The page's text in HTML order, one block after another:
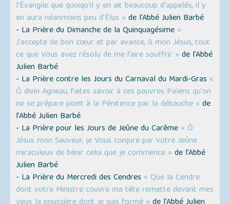
l'Évangile que quoiqu'il y en ait beaucoup d'appelés, il y
en aura néanmoins peu d'Élus » de l’Abbé Julien Barbé
- La Prière du Dimanche de la Quinquagésime «
J'accepte de bon cœur et par avance, ô mon Jésus, tout
ce que Vous avez résolu de me faire souffrir » de l’Abbé
Julien Barbé
- La Prière contre les Jours du Carnaval du Mardi-Gras «
Ô divin Agneau, faites savoir à ces pauvres Païens qu'on
ne se prépare point à la Pénitence par la débauche » de
l’Abbé Julien Barbé
- La Prière pour les Jours de Jeûne du Carême « Ô
Jésus mon Sauveur, je Vous conjure par votre Jeûne
miraculeux de bénir celui que je commence » de l’Abbé
Julien Barbé
- La Prière du Mercredi des Cendres « Que la Cendre
dont votre Ministre couvre ma tête remette devant mes